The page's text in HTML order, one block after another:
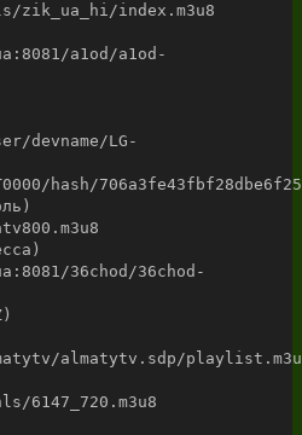
zik_ua_hi/index.m3u8
a1od/a1od-
devname/LG-
hash/
36chod/36chod-
almatytv.sdp/
6147_720.m3u8